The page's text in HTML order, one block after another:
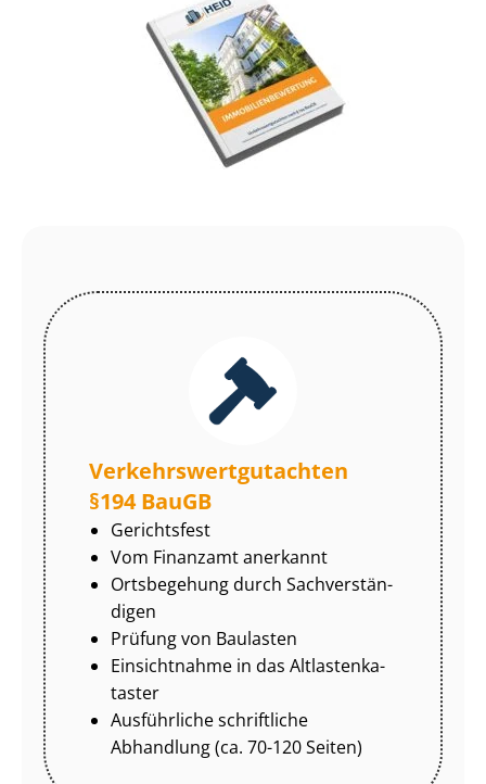
Ver­kehrs­wert­gut­ach­ten
§194 BauGB
Gerichtsfest
Vom Finanzamt anerkannt
Ortsbegehung durch Sach­ver­stän­
di­gen
Prüfung von Baulasten
Einsichtnahme in das Alt­las­ten­ka­
tas­ter
Ausführliche schriftliche
Abhandlung (ca. 70-120 Seiten)